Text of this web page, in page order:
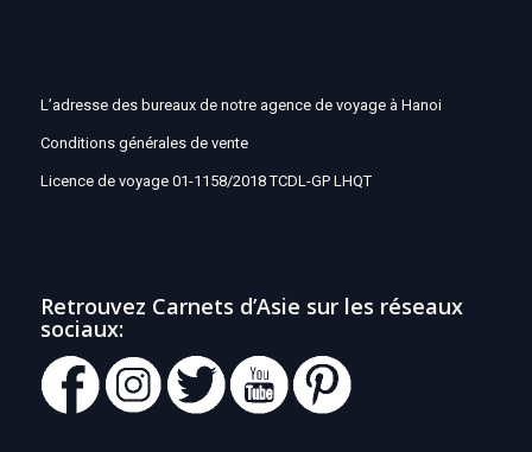
L’adresse des bureaux de notre agence de voyage à Hanoi
Conditions générales de vente
Licence de voyage 01-1158/2018 TCDL-GP LHQT
Retrouvez Carnets d’Asie sur les réseaux
sociaux: